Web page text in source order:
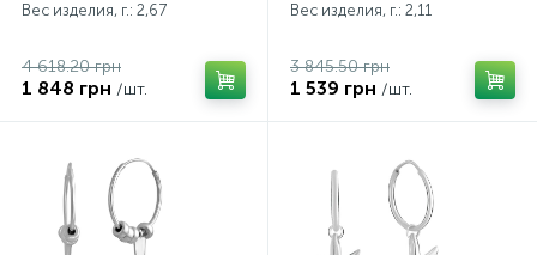
Вес изделия, г.: 2,67
4 618.20 грн
1 848 грн /шт.
Вес изделия, г.: 2,11
3 845.50 грн
1 539 грн /шт.